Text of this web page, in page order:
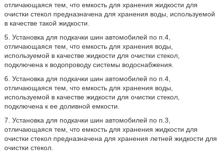
отличающаяся тем, что емкость для хранения жидкости для
очистки стекол предназначена для хранения воды, используемой
в качестве такой жидкости.
5. Установка для подкачки шин автомобилей по п.4,
отличающаяся тем, что емкость для хранения воды,
используемой в качестве жидкости для очистки стекол,
подключена к водопроводу системы водоснабжения.
6. Установка для подкачки шин автомобилей по п.4,
отличающаяся тем, что емкость для хранения воды,
используемой в качестве жидкости для очистки стекол,
подключена к ее доливной емкости.
7. Установка для подкачки шин автомобилей по п.3,
отличающаяся тем, что емкость для хранения жидкости для
очистки стекол предназначена для хранения летней жидкости для
очистки стекол.